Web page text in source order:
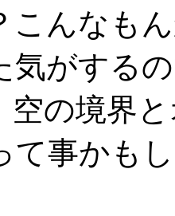
んなも
気がする
の境界
て事かも